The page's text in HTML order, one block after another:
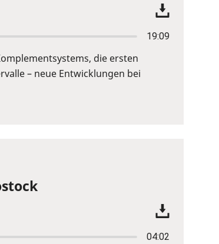
19:09
die ersten
– neue Entwicklungen bei
04:02